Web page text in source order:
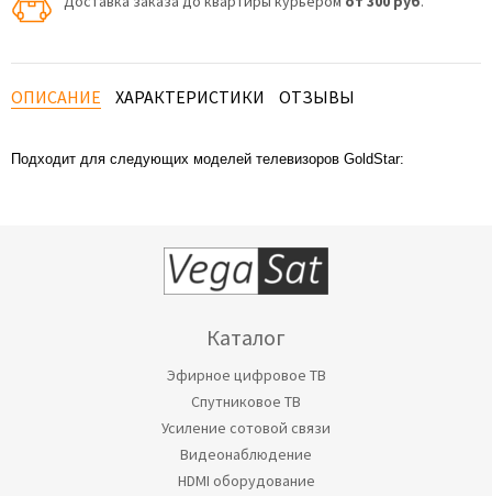
ОПИСАНИЕ ХАРАКТЕРИСТИКИ ОТЗЫВЫ
Подходит для следующих моделей телевизоров GoldStar:
Каталог
Эфирное цифровое ТВ
Спутниковое ТВ
Усиление сотовой связи
Видеонаблюдение
HDMI оборудование